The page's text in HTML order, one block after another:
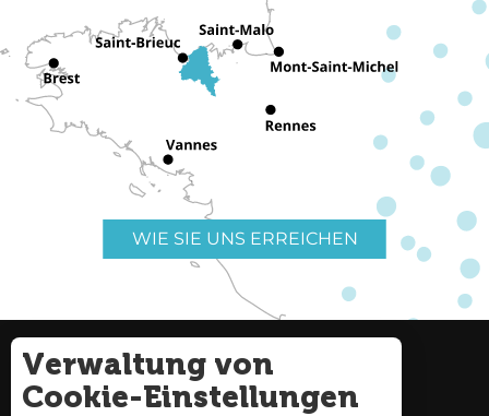
WIE SIE UNS ERREICHEN
Nützliche Links
Seitenverzeichnis
Verwaltung von
Cookie-Einstellungen